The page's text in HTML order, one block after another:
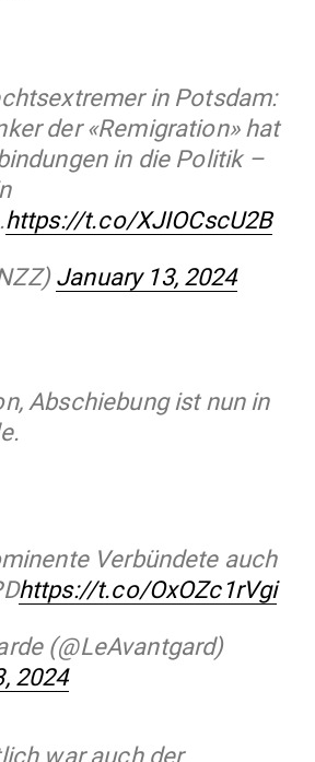
in Potsdam:
der «Remigration» hat
in die Politik –
https://t.co/XJIOCscU2B
January 13, 2024
Abschiebung ist nun in
Verbündete auch
https://t.co/OxOZc1rVgi
(@LeAvantgard)
2024
war auch der